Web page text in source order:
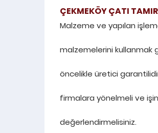
ÇEKMEKÖY ÇATI
Malzeme ve yapılan
malzemelerini kullanmak
öncelikle üretici
firmalara yönelmeli ve
değerlendirmelisiniz.